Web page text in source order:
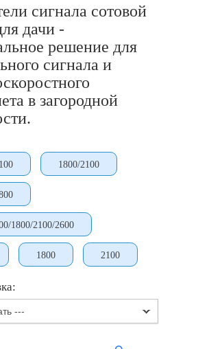
сигнала сотовой
дачи -
решение для
сигнала и
в загородной
1800/2100
1800/2100/2600
1800 2100
---